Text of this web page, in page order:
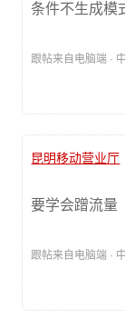
条件不生成模
跟帖来自电脑端 ·
昆明移动营业厅
要学会蹭流量
跟帖来自电脑端 ·